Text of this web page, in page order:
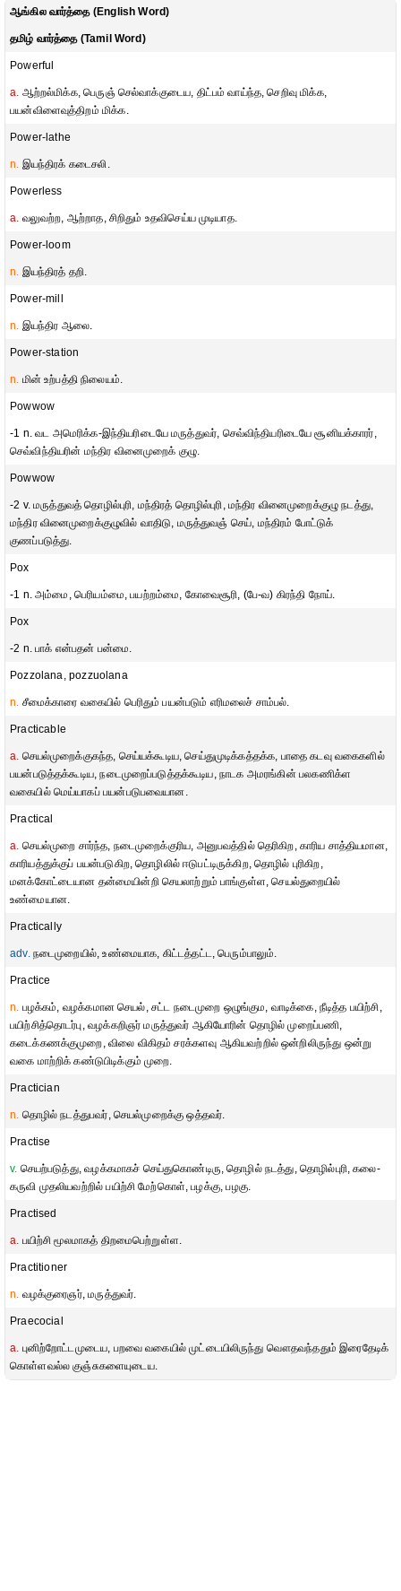
ஆங்கில வார்த்தை (English Word)
தமிழ் வார்த்தை (Tamil Word)
Powerful
a. ஆற்றல்மிக்க, பெருஞ் செல்வாக்குடைய, திட்பம் வாய்ந்த, செறிவு மிக்க,
பயன்விளைவுத்திறம் மிக்க.
Power-lathe
n. இயந்திரக் கடைசலி.
Powerless
a. வலுவற்ற, ஆற்றாத, சிறிதும் உதவிசெய்ய முடியாத.
Power-loom
n. இயந்திரத் தறி.
Power-mill
n. இயந்திர ஆலை.
Power-station
n. மின் உற்பத்தி நிலையம்.
Powwow
-1 n. வட அமெரிக்க-இந்தியரிடையே மருத்துவர், செவ்விந்தியரிடையே சூனியக்காரர்,
செவ்விந்தியரின் மந்திர வினைமுறைக் குழு.
Powwow
-2 v. மருத்துவத் தொழில்புரி, மந்திரத் தொழில்புரி, மந்திர வினைமுறைக்குழு நடத்து,
மந்திர வினைமுறைக்குழுவில் வாதிடு, மருத்துவஞ் செய், மந்திரம் போட்டுக்
குணப்படுத்து.
Pox
-1 n. அம்மை, பெரியம்மை, பயற்றம்மை, கோவைசூரி, (பே-வ) கிரந்தி நோய்.
Pox
-2 n. பாக் என்பதன் பன்மை.
Pozzolana, pozzuolana
n. சீமைக்காரை வகையில் பெரிதும் பயன்படும் எரிமலைச் சாம்பல்.
Practicable
a. செயல்முறைக்குகந்த, செய்யக்கூடிய, செய்துமுடிக்கத்தக்க, பாதை கடவு வகைகளில்
பயன்படுத்தக்கூடிய, நடைமுறைப்படுத்தக்கூடிய, நாடக அமரங்கின் பலகணிக்ள
வகையில் மெய்யாகப் பயன்படுபவையான.
Practical
a. செயல்முறை சார்ந்த, நடைமுறைக்குரிய, அனுபவத்தில் தெரிகிற, காரிய சாத்தியமான,
காரியத்துக்குப் பயன்படுகிற, தொழிலில் ஈடுபட்டிருக்கிற, தொழில் புரிகிற,
மனக்கோட்டையான தன்மையின்றி செயலாற்றும் பாங்குள்ள, செயல்துறையில்
உண்மையான.
Practically
adv.நடைமுறையில், உண்மையாக, கிட்டத்தட்ட, பெரும்பாலும்.
Practice
n. பழக்கம், வழக்கமான செயல், சட்ட நடைமுறை ஒழுங்கும, வாடிக்கை, நீடித்த பயிற்சி,
பயிற்சித்தொடர்பு, வழக்கறிஞர் மருத்துவர் ஆகியோரின் தொழில் முறைப்பணி,
கடைக்கணக்குமுறை, விலை விகிதம் சரக்களவு ஆகியவற்றில் ஒன்றிலிருந்து ஒன்று
வகை மாற்றிக் கண்டுபிடிக்கும் முறை.
Practician
n. தொழில் நடத்துபவர், செயல்முறைக்கு ஒத்தவர்.
Practise
v. செயற்படுத்து, வழக்கமாகச் செய்துகொண்டிரு, தொழில் நடத்து, தொழில்புரி, கலை-
கருவி முதலியவற்றில் பயிற்சி மேற்கொள், பழக்கு, பழகு.
Practised
a. பயிற்சி மூலமாகத் திறமைபெற்றுள்ள.
Practitioner
n. வழக்குரைஞர், மருத்துவர்.
Praecocial
a. புனிற்றோட்டமுடைய, பறவை வகையில் முட்டையிலிருந்து வௌதவந்ததும் இரைதேடிக்
கொள்ளவல்ல குஞ்சுகளையுடைய.